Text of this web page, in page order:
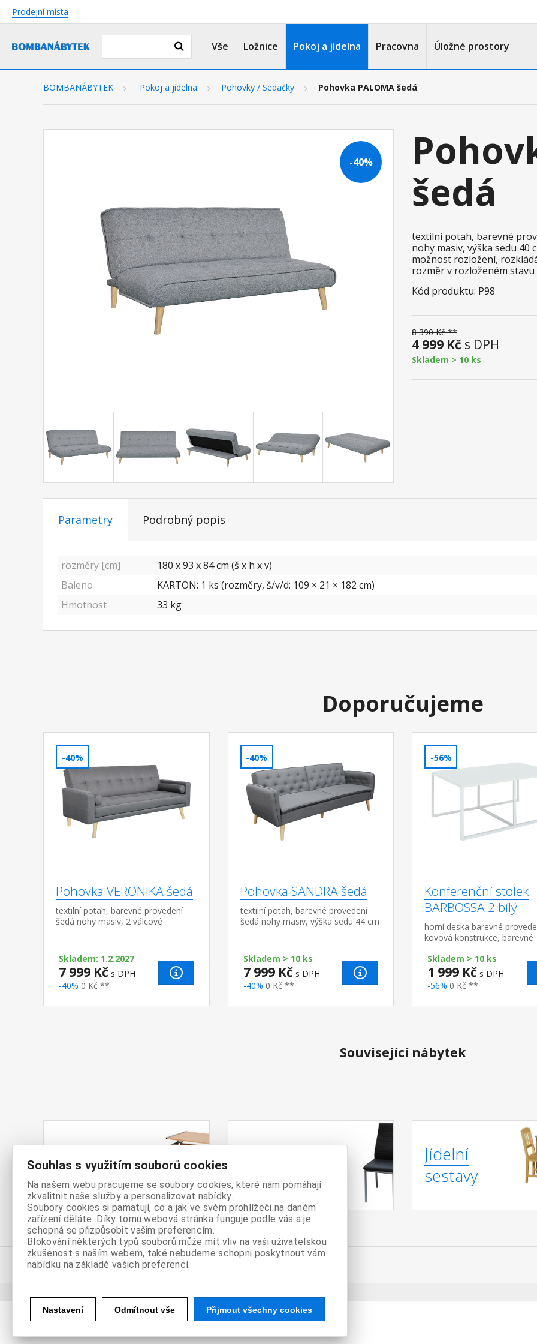
Prodejní místa
Vše Ložnice Pokoj a jídelna Pracovna Úložné prostory
BOMBANÁBYTEK Pokoj a jídelna Pohovky / Sedačky Pohovka PALOMA šedá
-40%
šedá
textilní potah, barevné
nohy masiv, výška sedu 40
možnost rozložení,
rozměr v rozloženém stavu
Kód produktu: P98
8 390 Kč **
4 999 Kč s DPH
Skladem > 10 ks
Parametry Podrobný popis
rozměry [cm]
180 x 93 x 84 cm (š x h x v)
Baleno
KARTON: 1 ks (rozměry, š/v/d: 109 × 21 × 182 cm)
Hmotnost
33 kg
Doporučujeme
-40%
Pohovka VERONIKA šedá
textilní potah, barevné provedení
šedá nohy masiv, 2 válcové
KLIK-KLAK, odnímatel...
Skladem: 1.2.2027
7 999 Kč s DPH
-40% 0 Kč **
-40%
Pohovka SANDRA šedá
textilní potah, barevné provedení
šedá nohy masiv, výška sedu 44 cm
rozměr v rozlož...
Skladem > 10 ks
7 999 Kč s DPH
-40% 0 Kč **
-56%
Konferenční stolek
BARBOSSA 2 bílý
horní deska barevné
kovová konstrukce, barevné
2 cm
Skladem > 10 ks
1 999 Kč s DPH
-56% 0 Kč **
Související nábytek
stolky
Jídelní
sestavy
Souhlas s využitím souborů cookies
Na našem webu pracujeme se soubory cookies, které nám pomáhají
zkvalitnit naše služby a personalizovat nabídky.
Soubory cookies si pamatují, co a jak ve svém prohlížeči na daném
zařízení děláte. Díky tomu webová stránka funguje podle vás a je
schopná se přizpůsobit vašim preferencím.
Blokování některých typů souborů může mít vliv na vaši uživatelskou
zkušenost s naším webem, také nebudeme schopni poskytnout vám
nabídku na základě vašich preferencí.
Nastavení Odmítnout vše Přijmout všechny cookies